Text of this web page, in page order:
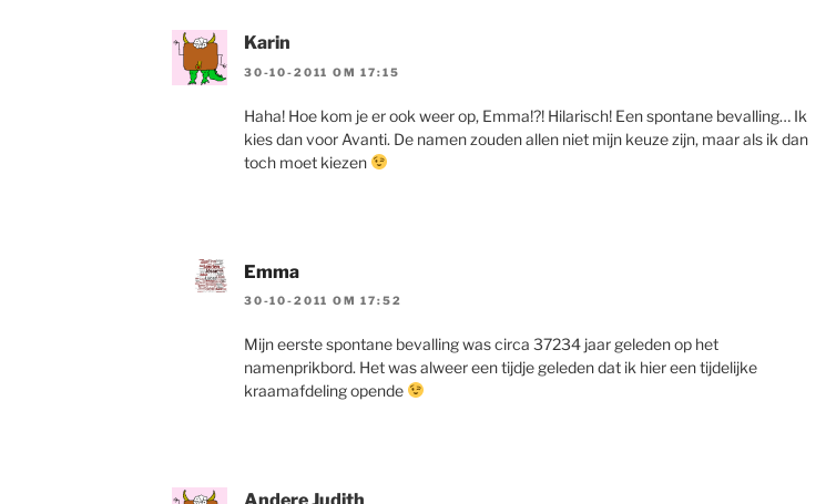
Karin
30-10-2011 OM 17:15
Haha! Hoe kom je er ook weer op, Emma!?! Hilarisch! Een spontane bevalling… Ik
kies dan voor Avanti. De namen zouden allen niet mijn keuze zijn, maar als ik dan
toch moet kiezen
Emma
30-10-2011 OM 17:52
Mijn eerste spontane bevalling was circa 37234 jaar geleden op het
namenprikbord. Het was alweer een tijdje geleden dat ik hier een tijdelijke
kraamafdeling opende